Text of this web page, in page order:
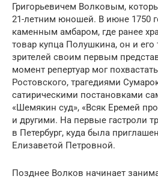
Григорьевичем Волковым,
21-летним юношей. В июне 1750
каменным амбаром, где ранее
товар купца Полушкина, он и
зрителей своим первым
момент репертуар мог
Ростовского, трагедиями
сатирическими постановками
«Шемякин суд», «Всяк Еремей
и другими. На первые гастроли
в Петербург, куда была
Елизаветой Петровной.
Позднее Волков начинает